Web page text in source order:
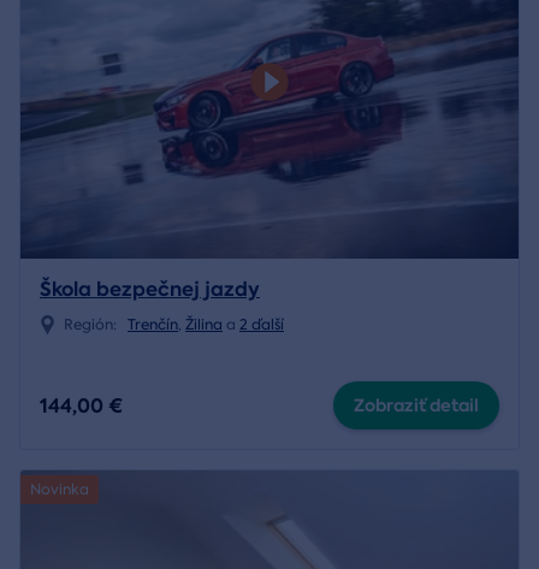
Škola bezpečnej jazdy
Región: Trenčín, Žilina a 2 ďalší
144,00 € Zobraziť detail
Novinka